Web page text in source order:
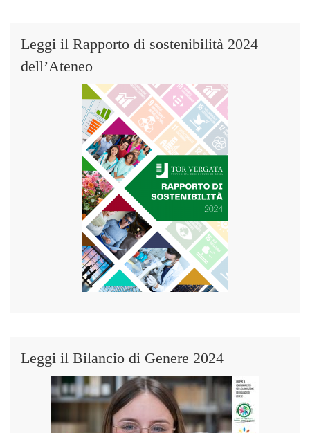
Leggi il Rapporto di sostenibilità 2024
dell’Ateneo
Leggi il Bilancio di Genere 2024